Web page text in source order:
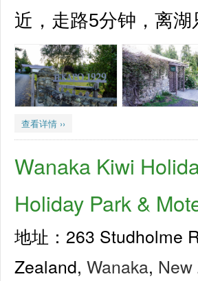
近，走路5分钟，离湖
查看详情 ››
Wanaka Kiwi
Holiday Park &
地址：263 Studholme
Zealand, Wanaka, New